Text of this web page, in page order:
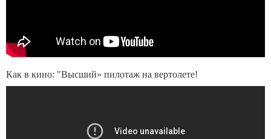
Как в кино: "Высший» пилотаж на вертолете!